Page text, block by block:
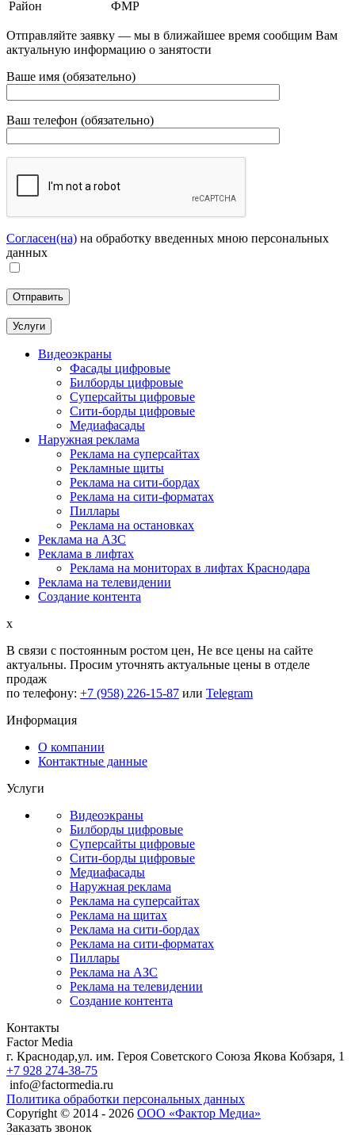
Район
ФМР
Отправляйте заявку — мы в ближайшее время сообщим Вам
актуальную информацию о занятости
Ваше имя (обязательно)
Ваш телефон (обязательно)
Согласен(на) на обработку введенных мною персональных
данных
Услуги
Видеоэкраны
Фасады цифровые
Билборды цифровые
Суперсайты цифровые
Сити-борды цифровые
Медиафасады
Наружная реклама
Реклама на суперсайтах
Рекламные щиты
Реклама на сити-бордах
Реклама на сити-форматах
Пиллары
Реклама на остановках
Реклама на АЗС
Реклама в лифтах
Реклама на мониторах в лифтах Краснодара
Реклама на телевидении
Создание контента
x
В связи с постоянным ростом цен, Не все цены на сайте
актуальны. Просим уточнять актуальные цены в отделе
продаж
по телефону: +7 (958) 226-15-87 или Telegram
Информация
О компании
Контактные данные
Услуги
Видеоэкраны
Билборды цифровые
Суперсайты цифровые
Сити-борды цифровые
Медиафасады
Наружная реклама
Реклама на суперсайтах
Реклама на щитах
Реклама на сити-бордах
Реклама на сити-форматах
Пиллары
Реклама на АЗС
Реклама на телевидении
Создание контента
Контакты
Factor Media
г. Краснодар,ул. им. Героя Советского Союза Якова Кобзаря, 1
+7 928 274-38-75
info@factormedia.ru
Политика обработки персональных данных
Copyright © 2014 - 2026 ООО «Фактор Медиа»
Заказать звонок